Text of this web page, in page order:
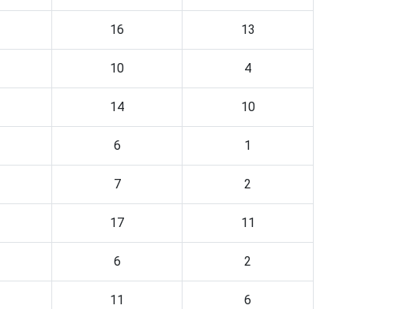
16 13
10 4
14 10
6 1
7 2
17 11
6 2
11 6